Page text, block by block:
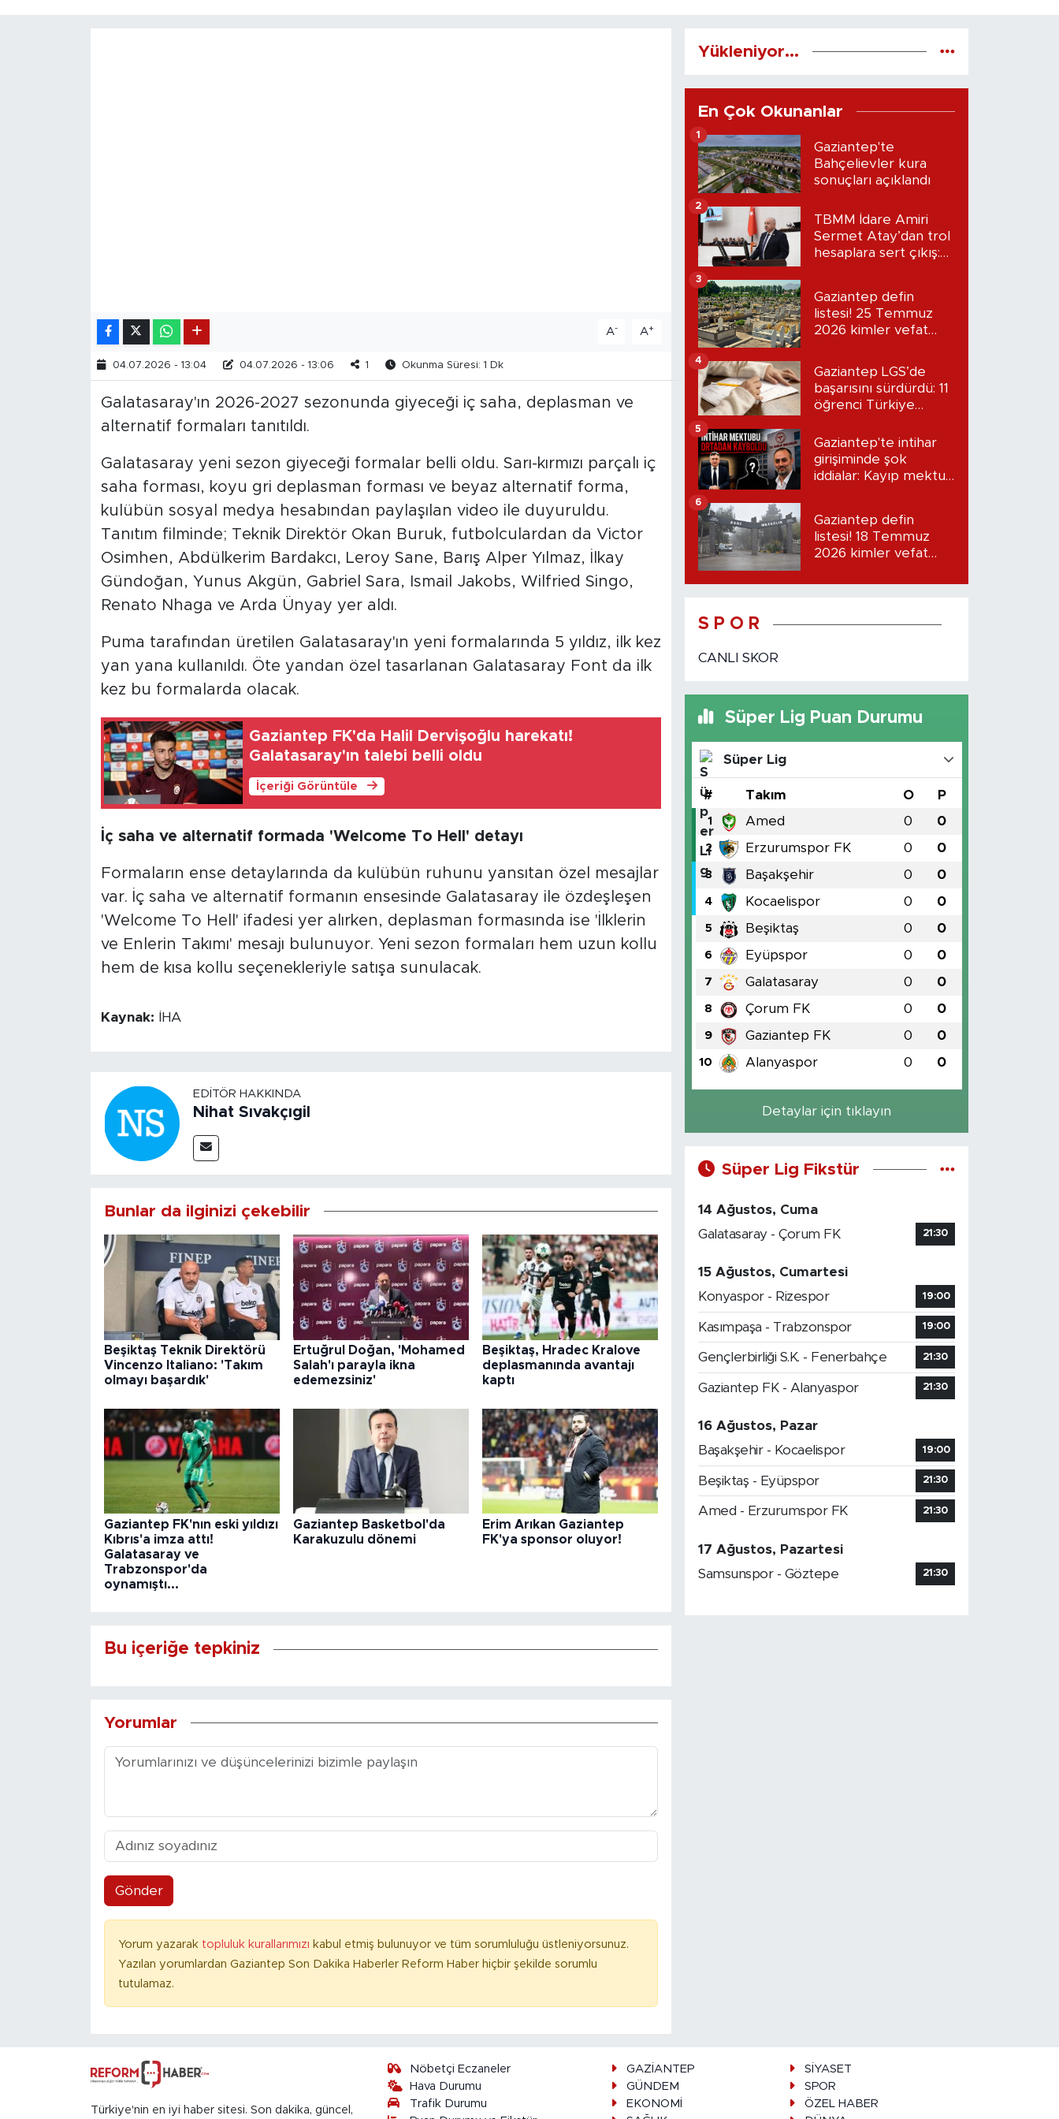
A- A+
04.07.2026 - 13:04 04.07.2026 - 13:06 1 Okunma Süresi: 1 Dk
Galatasaray'ın 2026-2027 sezonunda giyeceği iç saha, deplasman ve
alternatif formaları tanıtıldı.
Galatasaray yeni sezon giyeceği formalar belli oldu. Sarı-kırmızı parçalı iç
saha forması, koyu gri deplasman forması ve beyaz alternatif forma,
kulübün sosyal medya hesabından paylaşılan video ile duyuruldu.
Tanıtım filminde; Teknik Direktör Okan Buruk, futbolculardan da Victor
Osimhen, Abdülkerim Bardakcı, Leroy Sane, Barış Alper Yılmaz, İlkay
Gündoğan, Yunus Akgün, Gabriel Sara, Ismail Jakobs, Wilfried Singo,
Renato Nhaga ve Arda Ünyay yer aldı.
Puma tarafından üretilen Galatasaray'ın yeni formalarında 5 yıldız, ilk kez
yan yana kullanıldı. Öte yandan özel tasarlanan Galatasaray Font da ilk
kez bu formalarda olacak.
Gaziantep FK'da Halil Dervişoğlu harekatı!
Galatasaray'ın talebi belli oldu
İçeriği Görüntüle
İç saha ve alternatif formada 'Welcome To Hell' detayı
Formaların ense detaylarında da kulübün ruhunu yansıtan özel mesajlar
var. İç saha ve alternatif formanın ensesinde Galatasaray ile özdeşleşen
'Welcome To Hell' ifadesi yer alırken, deplasman formasında ise 'İlklerin
ve Enlerin Takımı' mesajı bulunuyor. Yeni sezon formaları hem uzun kollu
hem de kısa kollu seçenekleriyle satışa sunulacak.
Kaynak: İHA
EDITÖR HAKKINDA
Nihat Sıvakçıgil
Bunlar da ilginizi çekebilir
Beşiktaş Teknik Direktörü
Vincenzo Italiano: 'Takım
olmayı başardık'
Ertuğrul Doğan, 'Mohamed
Salah'ı parayla ikna
edemezsiniz'
Beşiktaş, Hradec Kralove
deplasmanında avantajı
kaptı
Gaziantep FK'nın eski yıldızı
Kıbrıs'a imza attı!
Galatasaray ve
Trabzonspor'da
oynamıştı...
Gaziantep Basketbol'da
Karakuzulu dönemi
Erim Arıkan Gaziantep
FK'ya sponsor oluyor!
Bu içeriğe tepkiniz
Yorumlar
Gönder
Yorum yazarak topluluk kurallarımızı kabul etmiş bulunuyor ve tüm sorumluluğu üstleniyorsunuz.
Yazılan yorumlardan Gaziantep Son Dakika Haberler Reform Haber hiçbir şekilde sorumlu
tutulamaz.
Yükleniyor...
En Çok Okunanlar
Gaziantep'te
Bahçelievler kura
sonuçları açıklandı
1
TBMM İdare Amiri
Sermet Atay’dan trol
hesaplara sert çıkış:
2
Gaziantep defin
listesi! 25 Temmuz
2026 kimler vefat
3
Gaziantep LGS’de
başarısını sürdürdü: 11
öğrenci Türkiye
4
Gaziantep'te intihar
girişiminde şok
iddialar: Kayıp mektup
5
Gaziantep defin
listesi! 18 Temmuz
2026 kimler vefat
6
S P O R
CANLI SKOR
Süper Lig Puan Durumu
Süper Lig
# Takım O P
1 Amed 0 0
2 Erzurumspor FK 0 0
3 Başakşehir 0 0
4 Kocaelispor 0 0
5 Beşiktaş 0 0
6 Eyüpspor 0 0
7 Galatasaray 0 0
8 Çorum FK 0 0
9 Gaziantep FK 0 0
10 Alanyaspor 0 0
Detaylar için tıklayın
Süper Lig Fikstür
14 Ağustos, Cuma
Galatasaray - Çorum FK
21:30
15 Ağustos, Cumartesi
Konyaspor - Rizespor
19:00
Kasımpaşa - Trabzonspor 19:00
Gençlerbirliği S.K. - Fenerbahçe 21:30
Gaziantep FK - Alanyaspor 21:30
16 Ağustos, Pazar
Başakşehir - Kocaelispor
19:00
Beşiktaş - Eyüpspor 21:30
Amed - Erzurumspor FK 21:30
17 Ağustos, Pazartesi
Samsunspor - Göztepe
21:30
Türkiye'nin en iyi haber sitesi. Son dakika, güncel,
Nöbetçi Eczaneler
Hava Durumu
Trafik Durumu
GAZİANTEP
SİYASET
GÜNDEM
SPOR
EKONOMİ
ÖZEL HABER